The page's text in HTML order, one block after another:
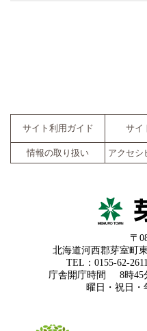
サイト利用ガイド サイ
情報の取り扱い
アクセシ
〒
北海道河西郡芽室町
TEL：0155-62-
庁舎開庁時間
8時45
曜日・祝日・